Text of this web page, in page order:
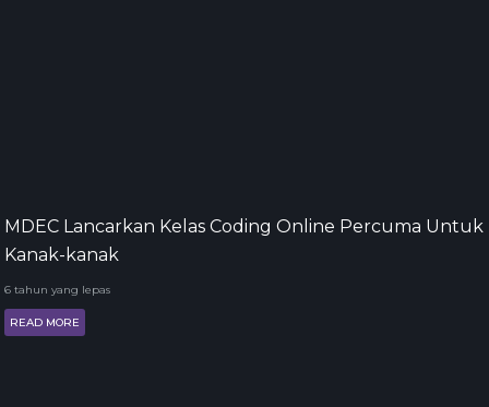
MDEC Lancarkan Kelas Coding Online Percuma Untuk
Kanak-kanak
6 tahun yang lepas
READ MORE